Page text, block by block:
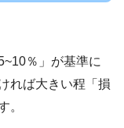
％」が基準に
れば大きい程「損
。